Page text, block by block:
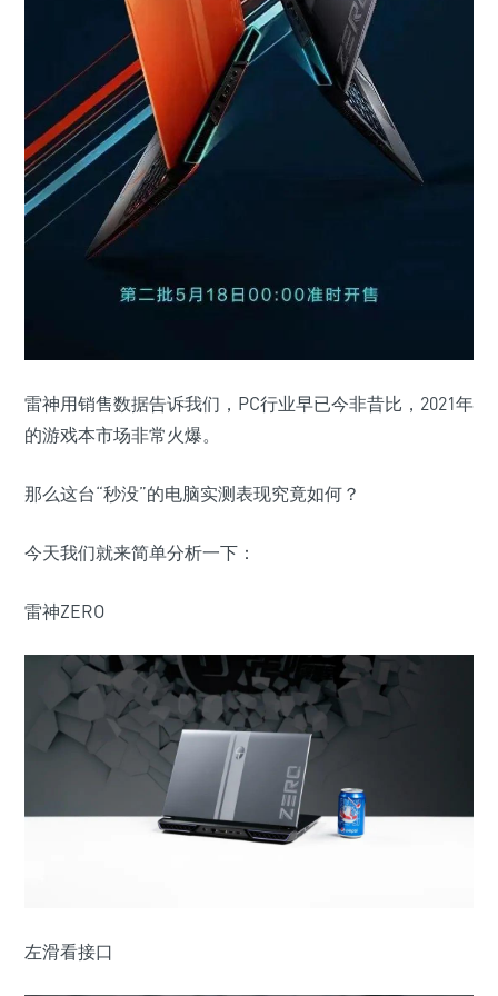
雷神用销售数据告诉我们，PC行业早已今非昔比，2021年
的游戏本市场非常火爆。
那么这台“秒没”的电脑实测表现究竟如何？
今天我们就来简单分析一下：
雷神ZERO
左滑看接口